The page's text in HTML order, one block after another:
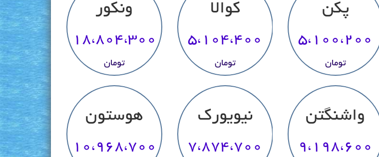
پکن
5،100،200
تومان
کوالا
5،104،400
تومان
ونکور
18،804،300
تومان
واشنگتن
9،198،600
نیویورک
7،874،700
هوستون
10،968،700